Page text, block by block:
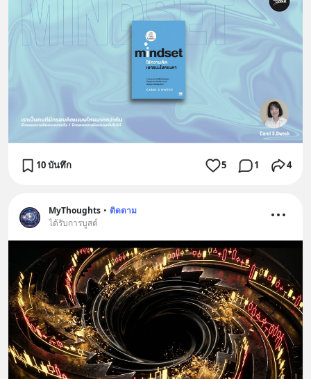
10 บันทึก 5 1 4
MyThoughts • ติดตาม
ได้รับการบูสต์